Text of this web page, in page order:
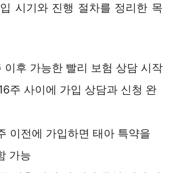
시기와 진행 절차를 정리한 목
이후 가능한 빨리 보험 상담 시작
주 사이에 가입 상담과 신청 완
이전에 가입하면 태아 특약을
가능